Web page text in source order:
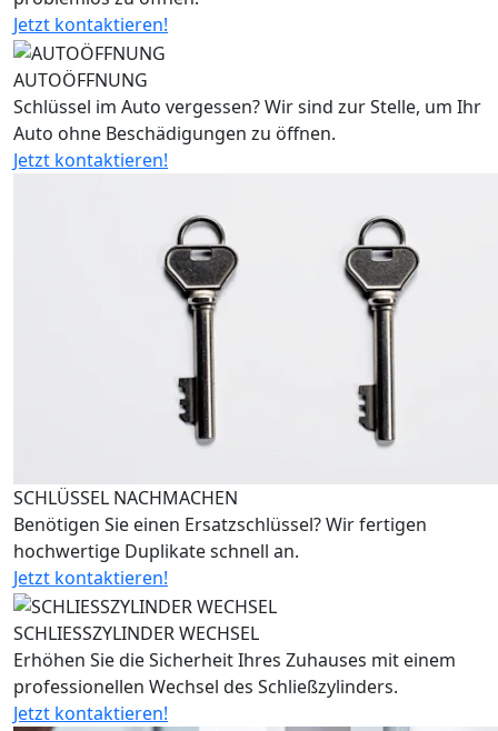
Jetzt kontaktieren!
AUTOÖFFNUNG
Schlüssel im Auto vergessen? Wir sind zur Stelle, um Ihr
Auto ohne Beschädigungen zu öffnen.
Jetzt kontaktieren!
SCHLÜSSEL NACHMACHEN
Benötigen Sie einen Ersatzschlüssel? Wir fertigen
hochwertige Duplikate schnell an.
Jetzt kontaktieren!
SCHLIESSZYLINDER WECHSEL
Erhöhen Sie die Sicherheit Ihres Zuhauses mit einem
professionellen Wechsel des Schließzylinders.
Jetzt kontaktieren!